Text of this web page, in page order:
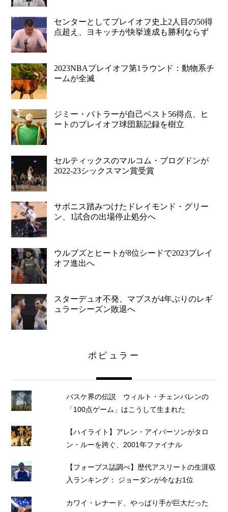
センターとしてプレイオフ史上2人目の50得
点超え、ヨキッチが快挙達成も勝利ならず
2023NBAプレイオフ第1ラウンド：動物系チ
ームが全滅
ジミー・バトラーが自己ベスト56得点、ヒ
ートのプレイオフ球団新記録を樹立
セルティックスのマルコム・ブログドンが
2022-23シックスマン賞受賞
サボニス踏みつけたドレイモンド・グリー
ン、1試合の出場停止処分へ
ウルブズとヒートが8位シードで2023プレイ
オフ進出へ
スターデュオ不発、マブスが4年ぶりのレギ
ュラーシーズン敗退へ
ポピュラー
バスケ界の伝説 ウィルト・チェンバレンの
「100点ゲーム」はこうして生まれた
【ハイライト】アレン・アイバーソンがタロ
ン・ルーを跨ぐ、2001年ファイナル
【フォーブス誌調べ】歴代アスリートの生涯収
入ランキング： ジョーダンが今なお1位
カワイ・レナード、やっぱり手が巨大だった